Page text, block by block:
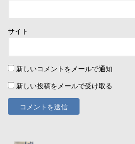
サイト
新しいコメントをメールで通知
新しい投稿をメールで受け取る